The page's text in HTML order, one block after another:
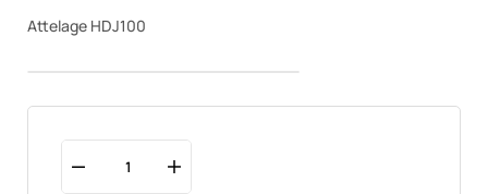
Attelage HDJ100